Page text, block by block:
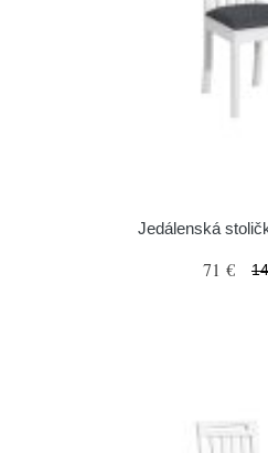
Jedálenská
71 €